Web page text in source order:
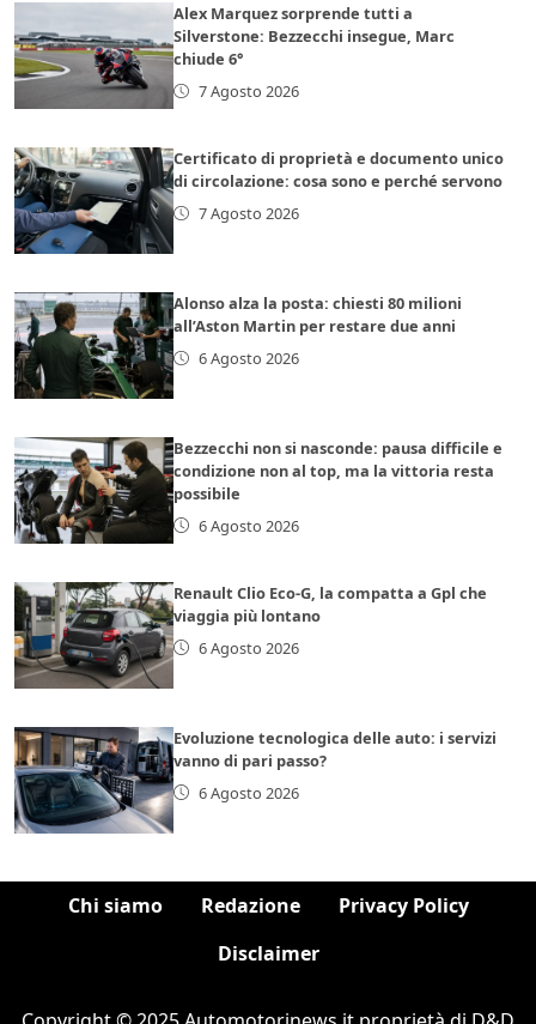
Alex Marquez sorprende tutti a
Silverstone: Bezzecchi insegue, Marc
chiude 6°
7 Agosto 2026
Certificato di proprietà e documento unico
di circolazione: cosa sono e perché servono
7 Agosto 2026
Alonso alza la posta: chiesti 80 milioni
all’Aston Martin per restare due anni
6 Agosto 2026
Bezzecchi non si nasconde: pausa difficile e
condizione non al top, ma la vittoria resta
possibile
6 Agosto 2026
Renault Clio Eco-G, la compatta a Gpl che
viaggia più lontano
6 Agosto 2026
Evoluzione tecnologica delle auto: i servizi
vanno di pari passo?
6 Agosto 2026
Chi siamo Redazione
Privacy Policy
Disclaimer